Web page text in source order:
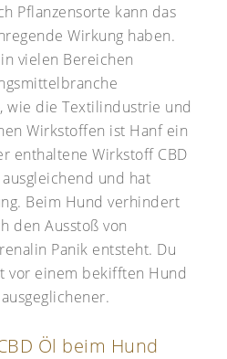
Pflanzensorte kann das
Wirkung haben.
vielen Bereichen
wie die Textilindustrie und
Wirkstoffen ist Hanf ein
enthaltene Wirkstoff CBD
und hat
Beim Hund verhindert
den Ausstoß von
Panik entsteht. Du
vor einem bekifften Hund
Öl beim Hund